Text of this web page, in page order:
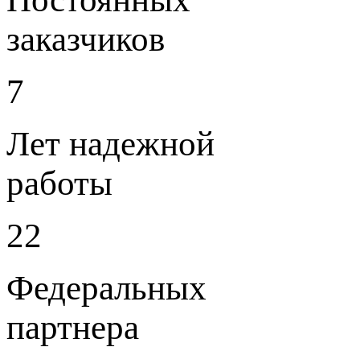
заказчиков
7
Лет надежной
работы
22
Федеральных
партнера